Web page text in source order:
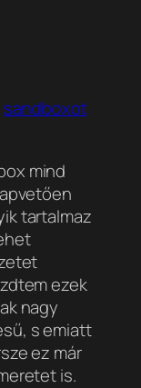
sandboxot
mind
tartalmaz
ezek
nagy
s emiatt
ez már
is.